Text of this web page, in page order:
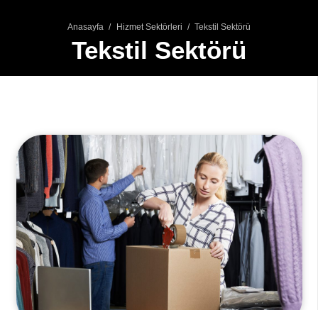
Anasayfa / Hizmet Sektörleri / Tekstil Sektörü
Tekstil Sektörü